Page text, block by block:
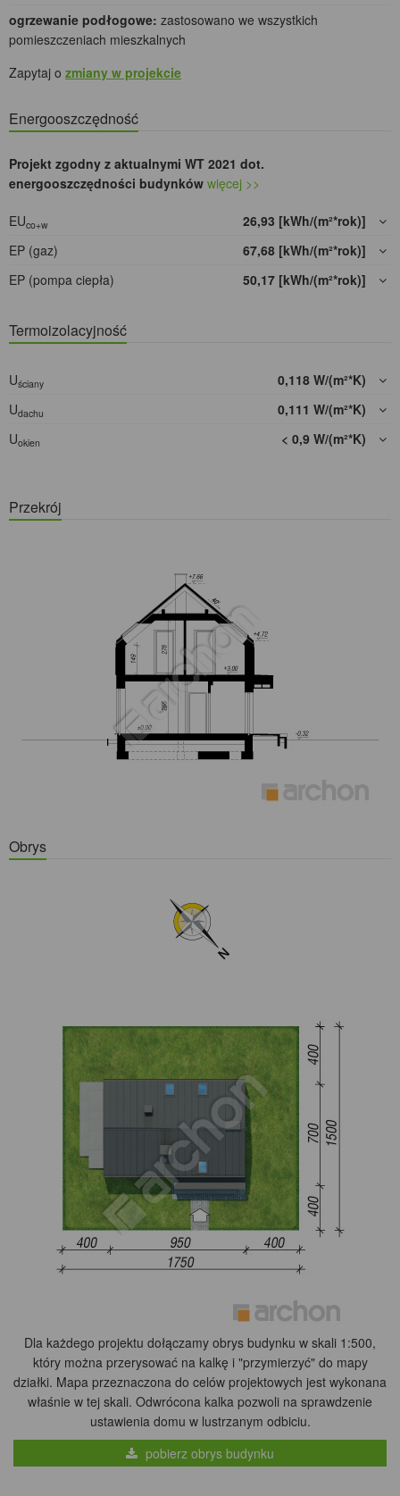
ogrzewanie podłogowe: zastosowano we wszystkich
pomieszczeniach mieszkalnych
Zapytaj o zmiany w projekcie
Energooszczędność
Projekt zgodny z aktualnymi WT 2021 dot.
energooszczędności budynków więcej >>
EUco+w
26,93 [kWh/(m²*rok)]
EP (gaz)
67,68 [kWh/(m²*rok)]
EP (pompa ciepła)
50,17 [kWh/(m²*rok)]
Termoizolacyjność
Uściany
0,118 W/(m²*K)
Udachu
0,111 W/(m²*K)
Uokien < 0,9 W/(m²*K)
Przekrój
Obrys
Dla każdego projektu dołączamy obrys budynku w skali 1:500,
który można przerysować na kalkę i "przymierzyć" do mapy
działki. Mapa przeznaczona do celów projektowych jest wykonana
właśnie w tej skali. Odwrócona kalka pozwoli na sprawdzenie
ustawienia domu w lustrzanym odbiciu.
pobierz obrys budynku